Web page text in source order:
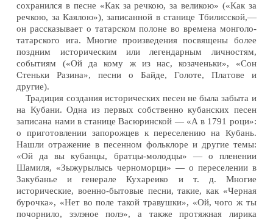
сохранился в песне «Как за речкою, за великою» («Как за
речкою, за Каялою»), записанной в станице Тбилисской,—
он рассказывает о татарском полоне во времена монголо-
татарского ига. Многие произведения посвящены более
поздним историческим или легендарным личностям,
событиям («Ой да кому ж из нас, козаченьки», «Сон
Стеньки Разина», песни о Байде, Голоте, Платове и
другие).
Традиция создания исторических песен не была забыта и
на Кубани. Одна из первых собственно кубанских песен
записана нами в станице Васюринской — «А в 1791 роци»:
о приготовлении запорожцев к переселению на Кубань.
Нашли отражение в песенном фольклоре и другие темы:
«Ой да вы кубанцы, братцы-молодцы» — о пленении
Шамиля, «Зыжурылысь черноморци» — о переселении в
Закубанье и генерале Кухареико и т. д. Многие
исторические, военно-бытовые песни, такие, как «Черная
бурочка», «Нет во поле такой травушки», «Ой, чого ж ты
почорнило, зэлэное полэ», а также протяжная лирика